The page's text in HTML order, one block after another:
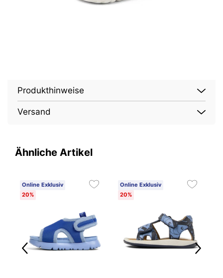
Produkthinweise
Versand
Ähnliche Artikel
Online Exklusiv
20%
Online Exklusiv
20%